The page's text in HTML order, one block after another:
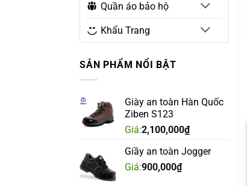
Quần áo bảo hộ
Khẩu Trang
SẢN PHẨM NỔI BẬT
Giày an toàn Hàn Quốc
Ziben S123
Giá:2,100,000₫
Giầy an toàn Jogger
Giá:900,000₫